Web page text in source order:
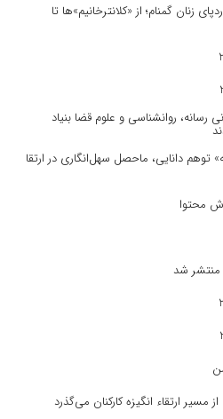
زنان گمنام؛ از «کلانترخانیم»ها تا
رسانه، روانشناسی و علوم قضا بنیاد
توهم دانایی، ماحصل سهل‌انگاری در ارتقا
محتوا
مسیر ارتقاء انگیزه کارکنان می‌گذرد